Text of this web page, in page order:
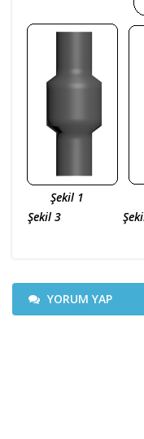
Şekil 1
Şekil 3 Şekil
YORUM YAP